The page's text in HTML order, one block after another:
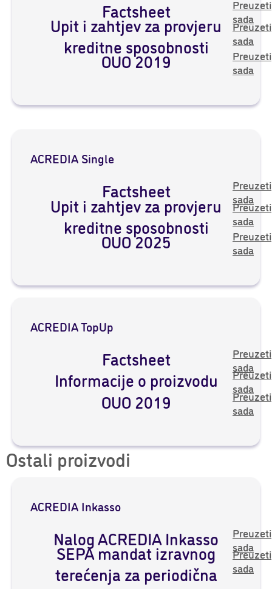
Factsheet
Preuzeti
sada
Upit i zahtjev za provjeru
kreditne sposobnosti
Preuzeti
sada
OUO 2019
Preuzeti
sada
ACREDIA Single
Factsheet
Preuzeti
sada
Upit i zahtjev za provjeru
kreditne sposobnosti
Preuzeti
sada
OUO 2025
Preuzeti
sada
ACREDIA TopUp
Factsheet
Preuzeti
sada
Informacije o proizvodu
Preuzeti
sada
OUO 2019
Preuzeti
sada
Ostali proizvodi
ACREDIA Inkasso
Nalog ACREDIA Inkasso
Preuzeti
sada
SEPA mandat izravnog
terećenja za periodična
Preuzeti
sada